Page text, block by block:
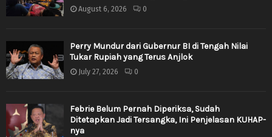
August 6, 2026 0
Perry Mundur dari Gubernur BI di Tengah Nilai
Tukar Rupiah yang Terus Anjlok
July 27, 2026 0
Febrie Belum Pernah Diperiksa, Sudah
Ditetapkan Jadi Tersangka, Ini Penjelasan KUHAP-
nya